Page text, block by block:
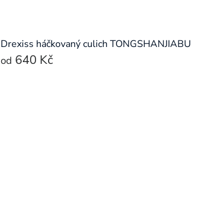
Drexiss háčkovaný culich TONGSHANJIABU
od 640 Kč